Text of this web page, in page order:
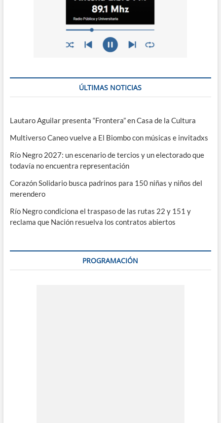
ÚLTIMAS NOTICIAS
Lautaro Aguilar presenta “Frontera” en Casa de la Cultura
Multiverso Caneo vuelve a El Biombo con músicas e invitadxs
Río Negro 2027: un escenario de tercios y un electorado que
todavía no encuentra representación
Corazón Solidario busca padrinos para 150 niñas y niños del
merendero
Río Negro condiciona el traspaso de las rutas 22 y 151 y
reclama que Nación resuelva los contratos abiertos
PROGRAMACIÓN